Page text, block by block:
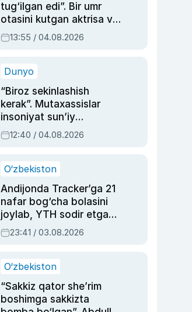
tug‘ilgan edi”. Bir umr
otasini kutgan aktrisa va
dublyaj ustasi Rimma
Ahmedovaning
13:55 / 04.08.2026
Dunyo
“Biroz sekinlashish
kerak”. Mutaxassislar
insoniyat sun’iy
intellektni boshqara
olmay qolishidan xavotir
12:40 / 04.08.2026
O‘zbekiston
Andijonda Tracker’ga 21
nafar bog‘cha bolasini
joylab, YTH sodir etgan
ayolga sud hukmi o‘qildi
23:41 / 03.08.2026
O‘zbekiston
“Sakkiz qator she’rim
boshimga sakkizta